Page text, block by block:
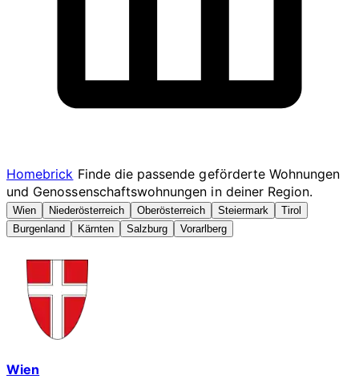
Homebrick Finde die passende geförderte Wohnungen
und Genossenschaftswohnungen in deiner Region.
Wien Niederösterreich Oberösterreich Steiermark
Tirol
Burgenland
Kärnten Salzburg Vorarlberg
Wien